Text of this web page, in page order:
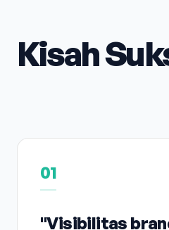
Kisah
01
"Visibilitas